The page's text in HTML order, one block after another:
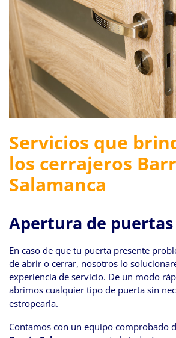
Servicios que
los cerrajeros
Salamanca
Apertura de puertas
En caso de que tu puerta presente
de abrir o cerrar, nosotros lo
experiencia de servicio. De un modo
abrimos cualquier tipo de puerta sin
estropearla.
Contamos con un equipo comprobado